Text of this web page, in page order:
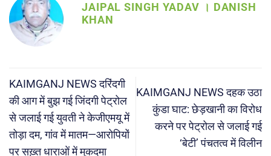
JAIPAL SINGH YADAV । DANISH
KHAN
KAIMGANJ NEWS दरिंदगी
की आग में बुझ गई जिंदगी पेट्रोल
से जलाई गई युवती ने केजीएमयू में
तोड़ा दम, गांव में मातम—आरोपियों
पर सख़्त धाराओं में मुकदमा
KAIMGANJ NEWS दहक उठा
कुंडा घाट: छेड़खानी का विरोध
करने पर पेट्रोल से जलाई गई
‘बेटी’ पंचतत्व में विलीन